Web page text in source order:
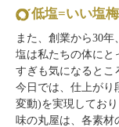
低塩=いい塩梅
また、創業から30年
塩は私たちの体にと
すぎも気になるとこ
今日では、仕上がり
変動)を実現しており
味の丸屋は、各素材